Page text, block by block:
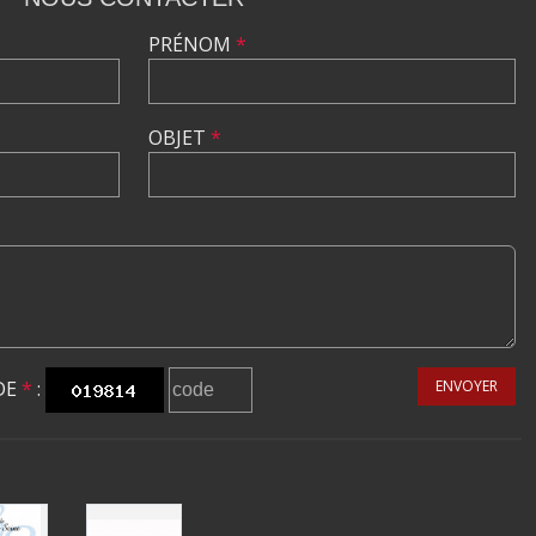
PRÉNOM *
OBJET *
* : ENVOYER